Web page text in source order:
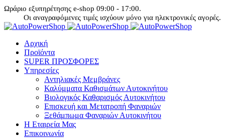
Ωράριο εξυπηρέτησης e-shop 09:00 - 17:00.
Οι αναγραφόμενες τιμές ισχύουν μόνο για ηλεκτρονικές αγορές.
Αρχική
Προϊόντα
SUPER ΠΡΟΣΦΟΡΕΣ
Υπηρεσίες
Αντηλιακές Μεμβράνες
Καλύμματα Καθισμάτων Αυτοκινήτου
Βιολογικός Καθαρισμός Αυτοκινήτου
Επισκευή και Μετατροπή Φαναριών
Ξεθάμπωμα Φαναριών Αυτοκινήτου
Η Εταιρεία Μας
Επικοινωνία